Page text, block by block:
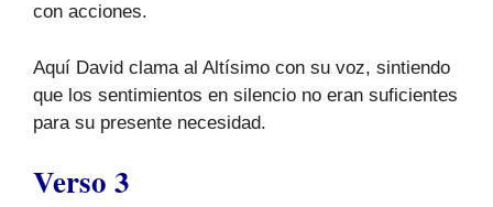
con acciones.
Aquí David clama al Altísimo con su voz, sintiendo
que los sentimientos en silencio no eran suficientes
para su presente necesidad.
Verso 3